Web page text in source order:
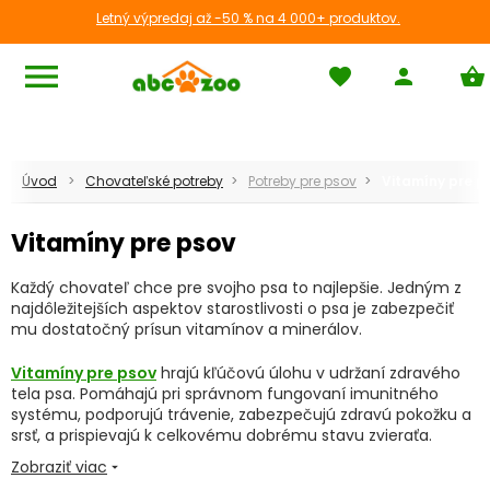
Letný výpredaj až -50 % na 4 000+ produktov.
menu favorite person shopping_basket
Úvod Chovateľské potreby Potreby pre psov
Vitamíny pre psov
Každý chovateľ chce pre svojho psa to najlepšie. Jedným z
najdôležitejších aspektov starostlivosti o psa je zabezpečiť
mu dostatočný prísun vitamínov a minerálov.
Vitamíny pre psov hrajú kľúčovú úlohu v udržaní zdravého
tela psa. Pomáhajú pri správnom fungovaní imunitného
systému, podporujú trávenie, zabezpečujú zdravú pokožku a
srsť, a prispievajú k celkovému dobrému stavu zvieraťa.
Zobraziť viac arrow_drop_down